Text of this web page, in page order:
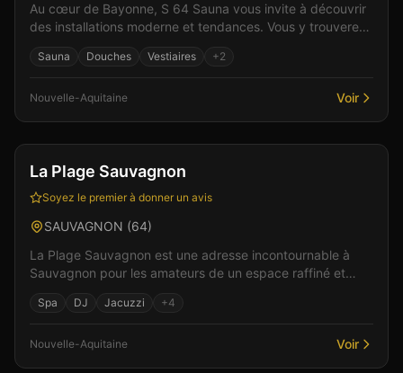
Au cœur de Bayonne, S 64 Sauna vous invite à découvrir
des installations moderne et tendances. Vous y trouverez
Sauna Douches Vestiaires +2
Nouvelle-Aquitaine Voir
Club Discothèque +2
La Plage Sauvagnon
Soyez le premier à donner un avis
SAUVAGNON (64)
La Plage Sauvagnon est une adresse incontournable à
Sauvagnon pour les amateurs de un espace raffiné et
Spa DJ Jacuzzi +4
Nouvelle-Aquitaine Voir